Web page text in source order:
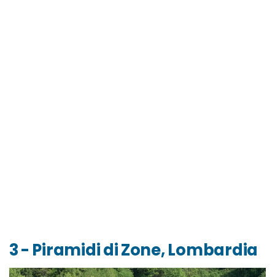
3 - Piramidi di Zone, Lombardia